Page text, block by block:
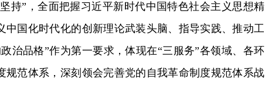
持”，全面把握习近平新时代中国特色社会主义思想精
中国化时代化的创新理论武装头脑、指导实践、推动工
治品格”作为第一要求，体现在“三服务”各领域、各环
规范体系，深刻领会完善党的自我革命制度规范体系战